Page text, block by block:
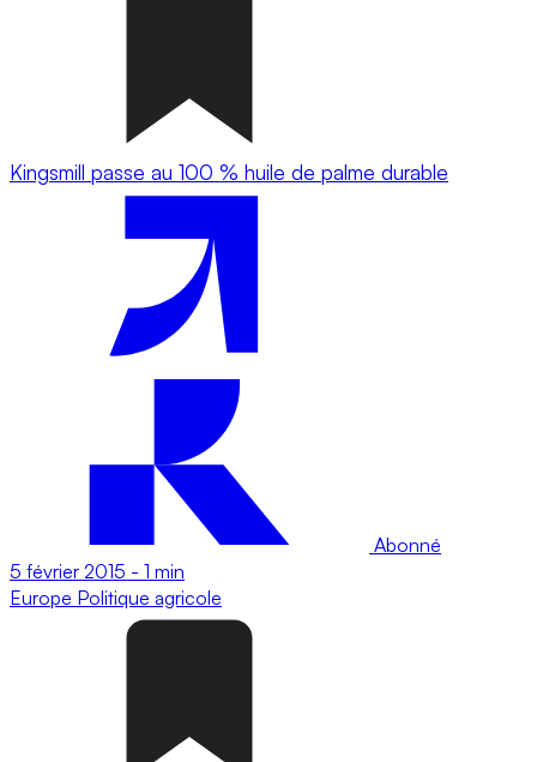
Kingsmill passe au 100 % huile de palme durable
Abonné
5 février 2015 - 1 min
Europe Politique agricole